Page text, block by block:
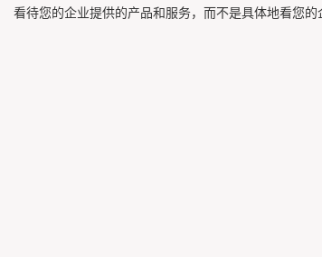
看待您的企业提供的产品和服务，而不是具体地看您的